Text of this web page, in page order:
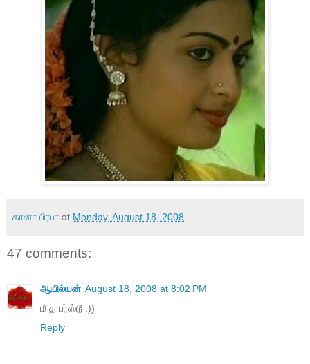
கானா பிரபா at Monday, August 18, 2008
47 comments:
ஆயில்யன் August 18, 2008 at 8:02 PM
மீ த பர்ஸ்டூ :))
Reply